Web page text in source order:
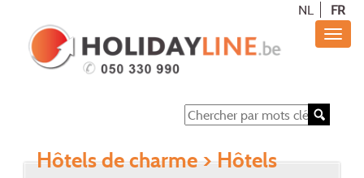
NL FR
Hôtels de charme> Hôtels